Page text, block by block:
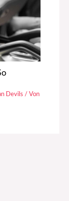
Devils / Von